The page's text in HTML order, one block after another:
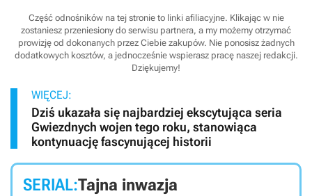
Część odnośników na tej stronie to linki afiliacyjne. Klikając w nie
zostaniesz przeniesiony do serwisu partnera, a my możemy otrzymać
prowizję od dokonanych przez Ciebie zakupów. Nie ponosisz żadnych
dodatkowych kosztów, a jednocześnie wspierasz pracę naszej redakcji.
Dziękujemy!
WIĘCEJ:
Dziś ukazała się najbardziej ekscytująca seria
Gwiezdnych wojen tego roku, stanowiąca
kontynuację fascynującej historii
SERIAL:Tajna inwazja